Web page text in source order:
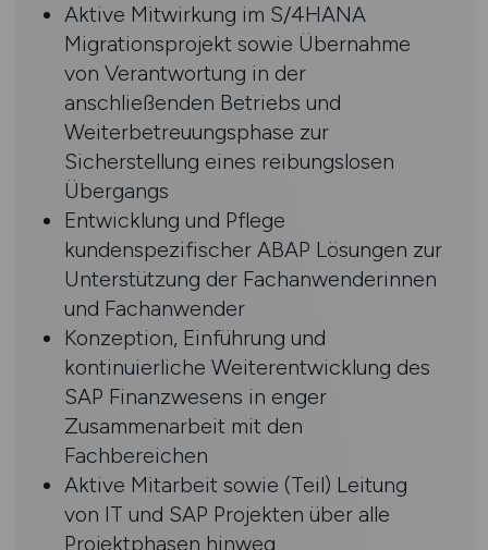
Aktive Mitwirkung im S/4HANA
Migrationsprojekt sowie Übernahme
von Verantwortung in der
anschließenden Betriebs und
Weiterbetreuungsphase zur
Sicherstellung eines reibungslosen
Übergangs
Entwicklung und Pflege
kundenspezifischer ABAP Lösungen zur
Unterstützung der Fachanwenderinnen
und Fachanwender
Konzeption, Einführung und
kontinuierliche Weiterentwicklung des
SAP Finanzwesens in enger
Zusammenarbeit mit den
Fachbereichen
Aktive Mitarbeit sowie (Teil) Leitung
von IT und SAP Projekten über alle
Projektphasen hinweg